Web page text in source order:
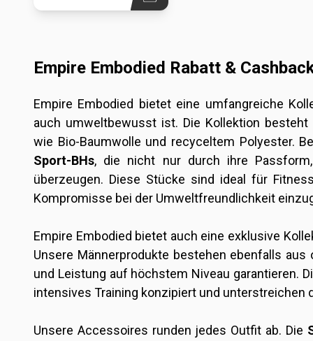
Empire Embodied Rabatt &
Empire Embodied bietet eine umfangreiche
auch umweltbewusst ist. Die Kollektion
wie Bio-Baumwolle und recyceltem Polyester.
Sport-BHs, die nicht nur durch ihre
überzeugen. Diese Stücke sind ideal für
Kompromisse bei der Umweltfreundlichkeit
Empire Embodied bietet auch eine exklusive
Unsere Männerprodukte bestehen ebenfalls
und Leistung auf höchstem Niveau garantieren.
intensives Training konzipiert und unterstreichen
Unsere Accessoires runden jedes Outfit ab. Die